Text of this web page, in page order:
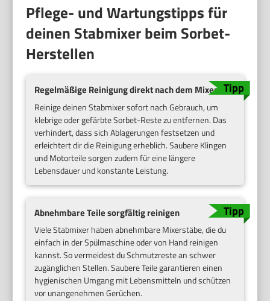
Pflege- und Wartungstipps für
deinen Stabmixer beim Sorbet-
Herstellen
Regelmäßige Reinigung direkt nach dem Mixen
Reinige deinen Stabmixer sofort nach Gebrauch, um
klebrige oder gefärbte Sorbet-Reste zu entfernen. Das
verhindert, dass sich Ablagerungen festsetzen und
erleichtert dir die Reinigung erheblich. Saubere Klingen
und Motorteile sorgen zudem für eine längere
Lebensdauer und konstante Leistung.
Abnehmbare Teile sorgfältig reinigen
Viele Stabmixer haben abnehmbare Mixerstäbe, die du
einfach in der Spülmaschine oder von Hand reinigen
kannst. So vermeidest du Schmutzreste an schwer
zugänglichen Stellen. Saubere Teile garantieren einen
hygienischen Umgang mit Lebensmitteln und schützen
vor unangenehmen Gerüchen.